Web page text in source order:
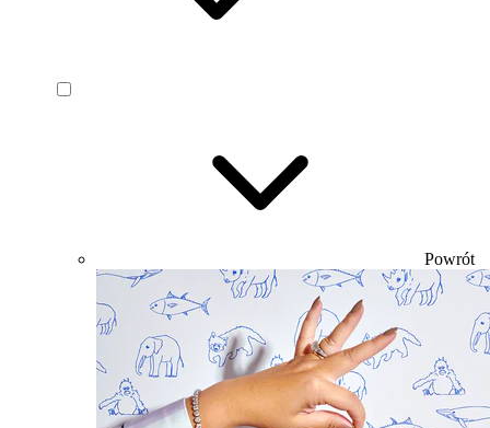
Powrót